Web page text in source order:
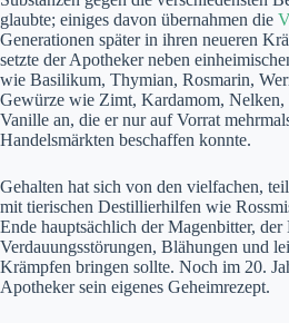
glaubte; einiges davon übernahmen die
Generationen später in ihren neueren
setzte der Apotheker neben
wie Basilikum, Thymian, Rosmarin,
Gewürze wie Zimt, Kardamom, Nelken,
Vanille an, die er nur auf Vorrat
Handelsmärkten beschaffen konnte.
Gehalten hat sich von den vielfachen,
mit tierischen Destillierhilfen wie
Ende hauptsächlich der Magenbitter, der
Verdauungsstörungen, Blähungen und
Krämpfen bringen sollte. Noch im 20.
Apotheker sein eigenes Geheimrezept.